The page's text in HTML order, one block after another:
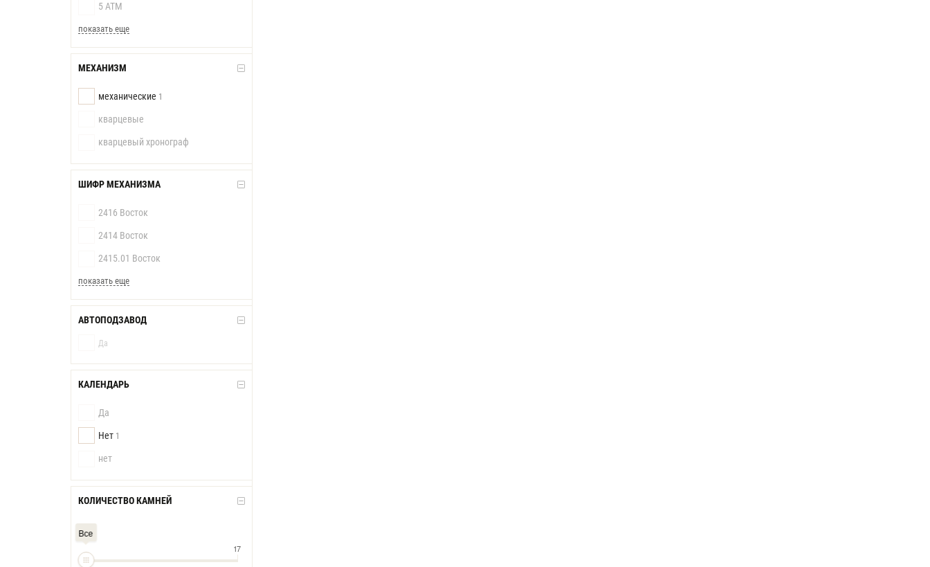
5 АТМ
показать еще
МЕХАНИЗМ
механические 1
кварцевые
кварцевый хронограф
ШИФР МЕХАНИЗМА
2416 Восток
2414 Восток
2415.01 Восток
показать еще
АВТОПОДЗАВОД
Да
КАЛЕНДАРЬ
Да
Нет 1
нет
КОЛИЧЕСТВО КАМНЕЙ
Все
17